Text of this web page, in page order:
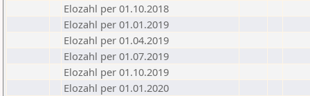
Elozahl per 01.10.2018
Elozahl per 01.01.2019
Elozahl per 01.04.2019
Elozahl per 01.07.2019
Elozahl per 01.10.2019
Elozahl per 01.01.2020